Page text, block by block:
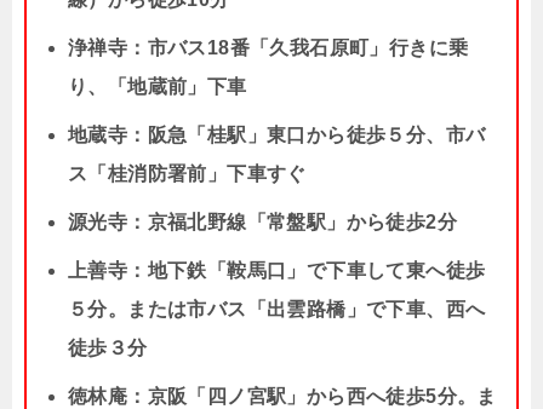
浄禅寺：市バス18番「久我石原町」行きに乗
り、「地蔵前」下車
地蔵寺：阪急「桂駅」東口から徒歩５分、市バ
ス「桂消防署前」下車すぐ
源光寺：京福北野線「常盤駅」から徒歩2分
上善寺：地下鉄「鞍馬口」で下車して東へ徒歩
５分。または市バス「出雲路橋」で下車、西へ
徒歩３分
徳林庵：京阪「四ノ宮駅」から西へ徒歩5分。ま